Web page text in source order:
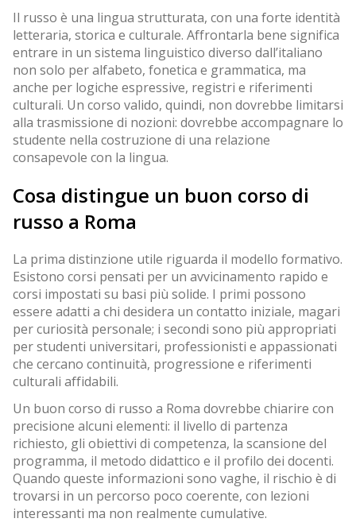
Il russo è una lingua strutturata, con una forte identità
letteraria, storica e culturale. Affrontarla bene significa
entrare in un sistema linguistico diverso dall’italiano
non solo per alfabeto, fonetica e grammatica, ma
anche per logiche espressive, registri e riferimenti
culturali. Un corso valido, quindi, non dovrebbe limitarsi
alla trasmissione di nozioni: dovrebbe accompagnare lo
studente nella costruzione di una relazione
consapevole con la lingua.
Cosa distingue un buon corso di
russo a Roma
La prima distinzione utile riguarda il modello formativo.
Esistono corsi pensati per un avvicinamento rapido e
corsi impostati su basi più solide. I primi possono
essere adatti a chi desidera un contatto iniziale, magari
per curiosità personale; i secondi sono più appropriati
per studenti universitari, professionisti e appassionati
che cercano continuità, progressione e riferimenti
culturali affidabili.
Un buon corso di russo a Roma dovrebbe chiarire con
precisione alcuni elementi: il livello di partenza
richiesto, gli obiettivi di competenza, la scansione del
programma, il metodo didattico e il profilo dei docenti.
Quando queste informazioni sono vaghe, il rischio è di
trovarsi in un percorso poco coerente, con lezioni
interessanti ma non realmente cumulative.